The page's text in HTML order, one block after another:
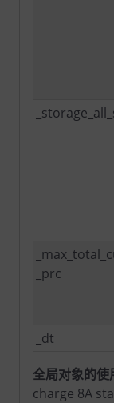
_prc
_dt
全局对象的使
charge 8A